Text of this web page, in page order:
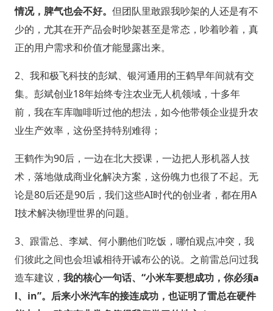
情况，脾气也会不好。 但团队里敢跟我吵架的人还是有不
少的，尤其在开产品会时吵架甚至是常态，吵着吵着，真
正的用户需求和价值才能显露出来。
2、我和极飞科技的彭斌、银河通用的王鹤早年间就有交
集。彭斌创业18年始终专注农业无人机领域，十多年
前，我在车库咖啡听过他的想法，如今他带领企业提升农
业生产效率，这份坚持特别难得；
王鹤作为90后，一边在北大授课，一边把人形机器人技
术，落地做成商业化解决方案，这份魄力也很了不起。无
论是80后还是90后，我们这些AI时代的创业者，都在用A
I技术解决物理世界的问题。
3、跟雷总、李斌、何小鹏他们吃饭，哪怕观点冲突，我
们彼此之间也会坦诚相待开诚布公的说。之前雷总问过我
造车建议， 我的核心一句话、“小米车要想成功，你必须a
l、in”。后来小米汽车的接连成功，也证明了雷总在硬件